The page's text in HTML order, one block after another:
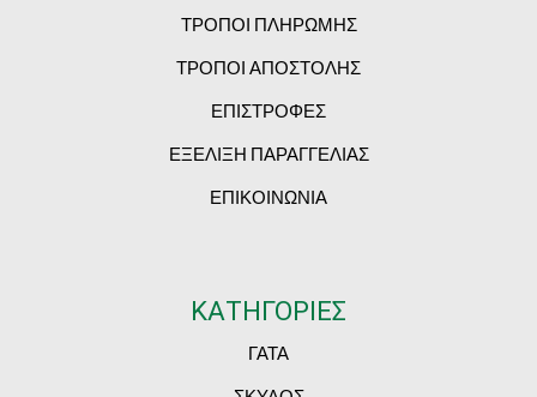
ΤΡΟΠΟΙ ΠΛΗΡΩΜΗΣ
ΤΡΟΠΟΙ ΑΠΟΣΤΟΛΗΣ
ΕΠΙΣΤΡΟΦΕΣ
ΕΞΕΛΙΞΗ ΠΑΡΑΓΓΕΛΙΑΣ
ΕΠΙΚΟΙΝΩΝΙΑ
ΚΑΤΗΓΟΡΙΕΣ
ΓΑΤΑ